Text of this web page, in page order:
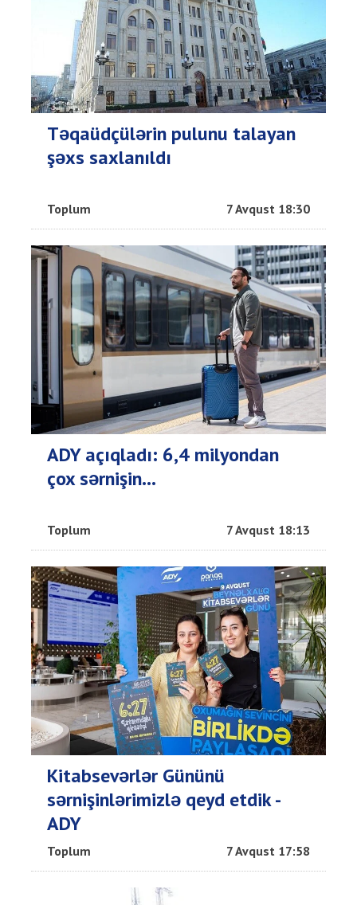
Təqaüdçülərin pulunu talayan
şəxs saxlanıldı
Toplum 7 Avqust 18:30
ADY açıqladı: 6,4 milyondan
çox sərnişin...
Toplum 7 Avqust 18:13
Kitabsevərlər Gününü
sərnişinlərimizlə qeyd etdik -
ADY
Toplum 7 Avqust 17:58